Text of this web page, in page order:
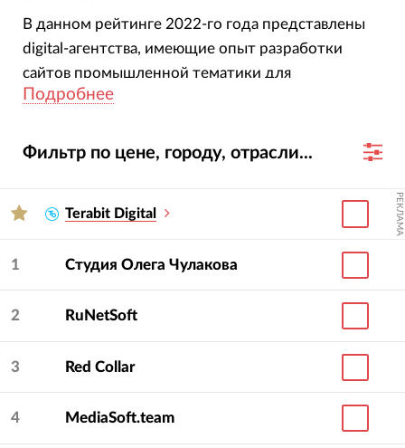
В данном рейтинге 2022-го года представлены
digital-агентства, имеющие опыт разработки
сайтов промышленной тематики для
крупнейших компаний России и мира.
Подробнее
Фильтр по цене, городу, отрасли...
Terabit Digital РЕКЛАМА
1 Студия Олега Чулакова
2 RuNetSoft
3 Red Collar
4 MediaSoft.team